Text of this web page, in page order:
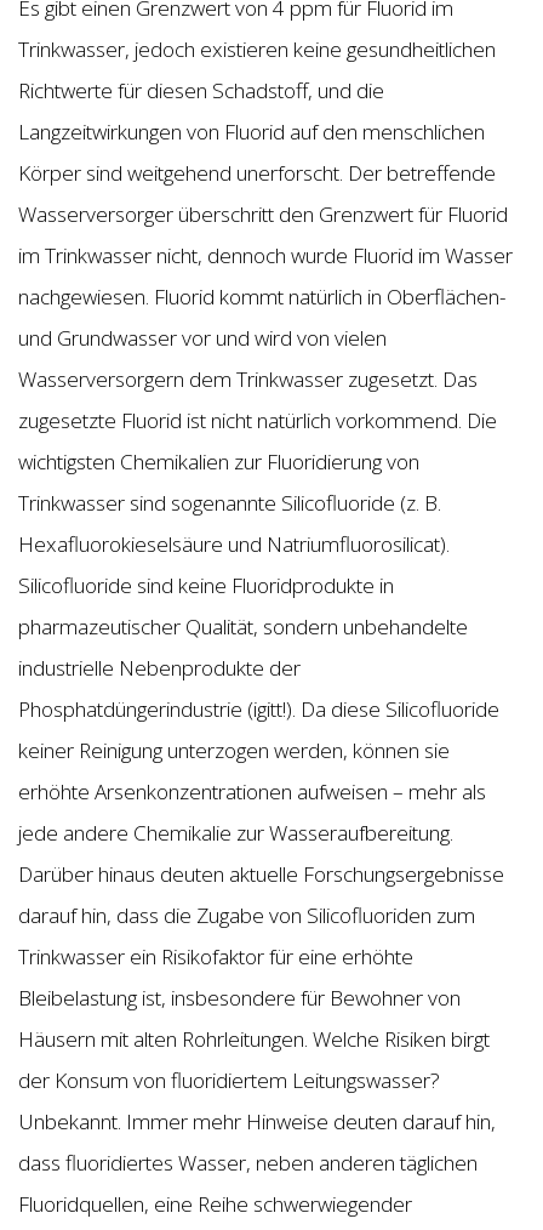
Es gibt einen Grenzwert von 4 ppm für Fluorid im
Trinkwasser, jedoch existieren keine gesundheitlichen
Richtwerte für diesen Schadstoff, und die
Langzeitwirkungen von Fluorid auf den menschlichen
Körper sind weitgehend unerforscht. Der betreffende
Wasserversorger überschritt den Grenzwert für Fluorid
im Trinkwasser nicht, dennoch wurde Fluorid im Wasser
nachgewiesen. Fluorid kommt natürlich in Oberflächen-
und Grundwasser vor und wird von vielen
Wasserversorgern dem Trinkwasser zugesetzt. Das
zugesetzte Fluorid ist nicht natürlich vorkommend. Die
wichtigsten Chemikalien zur Fluoridierung von
Trinkwasser sind sogenannte Silicofluoride (z. B.
Hexafluorokieselsäure und Natriumfluorosilicat).
Silicofluoride sind keine Fluoridprodukte in
pharmazeutischer Qualität, sondern unbehandelte
industrielle Nebenprodukte der
Phosphatdüngerindustrie (igitt!). Da diese Silicofluoride
keiner Reinigung unterzogen werden, können sie
erhöhte Arsenkonzentrationen aufweisen – mehr als
jede andere Chemikalie zur Wasseraufbereitung.
Darüber hinaus deuten aktuelle Forschungsergebnisse
darauf hin, dass die Zugabe von Silicofluoriden zum
Trinkwasser ein Risikofaktor für eine erhöhte
Bleibelastung ist, insbesondere für Bewohner von
Häusern mit alten Rohrleitungen. Welche Risiken birgt
der Konsum von fluoridiertem Leitungswasser?
Unbekannt. Immer mehr Hinweise deuten darauf hin,
dass fluoridiertes Wasser, neben anderen täglichen
Fluoridquellen, eine Reihe schwerwiegender